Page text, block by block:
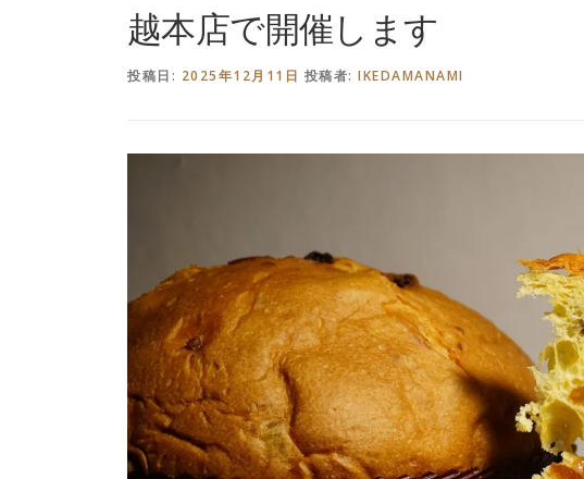
越本店で開催します
投稿日: 2025年12月11日 投稿者: IKEDAMANAMI